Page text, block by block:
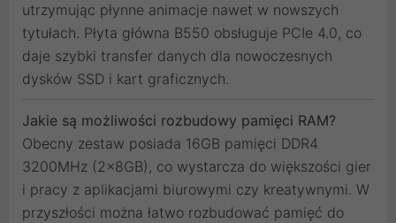
utrzymując płynne animacje nawet w nowszych
tytułach. Płyta główna B550 obsługuje PCIe 4.0, co
daje szybki transfer danych dla nowoczesnych
dysków SSD i kart graficznych.
Jakie są możliwości rozbudowy pamięci RAM?
Obecny zestaw posiada 16GB pamięci DDR4
3200MHz (2x8GB), co wystarcza do większości gier
i pracy z aplikacjami biurowymi czy kreatywnymi. W
przyszłości można łatwo rozbudować pamięć do